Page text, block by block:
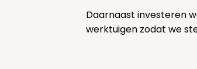
Daarnaast investeren
werktuigen zodat we